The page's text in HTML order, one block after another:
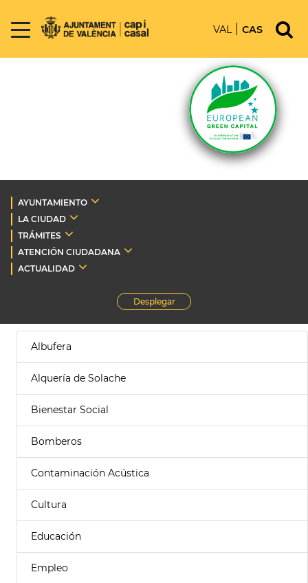
VAL CAS
AYUNTAMIENTO
LA CIUDAD
TRÁMITES
ATENCIÓN CIUDADANA
ACTUALIDAD
Desplegar
Albufera
Alquería de Solache
Bienestar Social
Bomberos
Contaminación Acústica
Cultura
Educación
Empleo